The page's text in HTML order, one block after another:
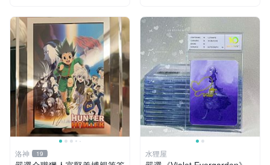
洛神 19 水狸屋